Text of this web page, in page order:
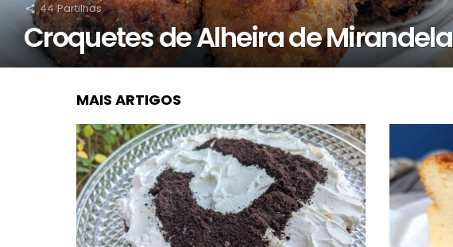
44 Partilhas
Croquetes de Alheira de Mirandela
MAIS ARTIGOS